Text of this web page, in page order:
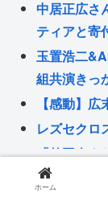
中居正広さ
ティアと寄
玉置浩二
組共演きっ
【感動】
レズセクロ
「外国人よ
る 移民批
関連記事
ホーム